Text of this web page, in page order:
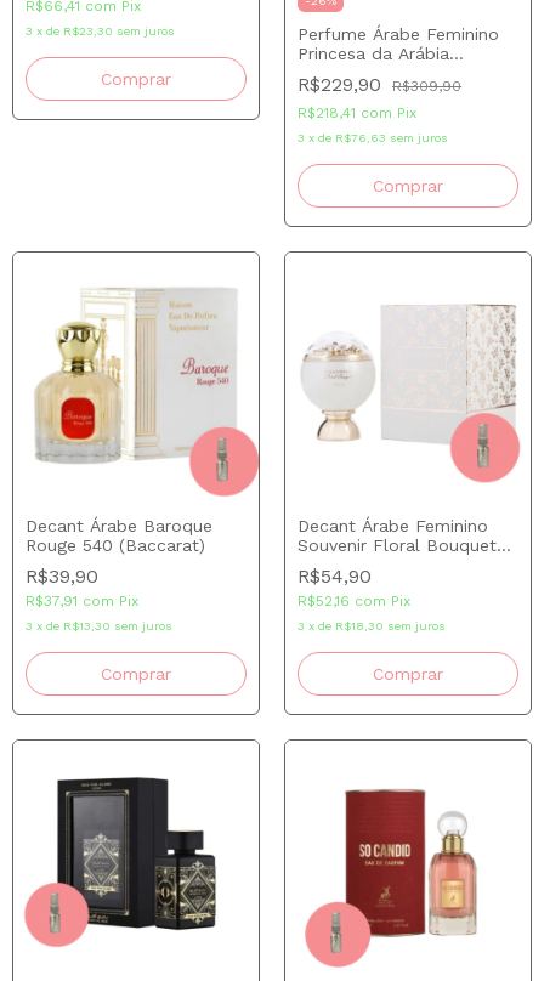
R$66,41 com Pix
3 x de R$23,30 sem juros
Comprar
Perfume Árabe Feminino
Princesa da Arábia
Ameerat Al Arab Prive
Rose EDP 100 ml
R$229,90
R$309,90
R$218,41 com Pix
3 x de R$76,63 sem juros
Decant Árabe Baroque
Rouge 540 (Baccarat)
R$39,90
R$37,91 com Pix
3 x de R$13,30 sem juros
Comprar
Decant Árabe Feminino
Souvenir Floral Bouquet
(Delina)
R$54,90
R$52,16 com Pix
3 x de R$18,30 sem juros
Comprar